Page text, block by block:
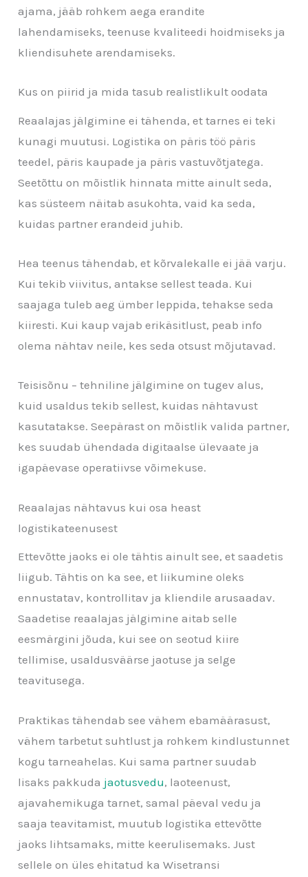
ajama, jääb rohkem aega erandite
lahendamiseks, teenuse kvaliteedi hoidmiseks ja
kliendisuhete arendamiseks.
Kus on piirid ja mida tasub realistlikult oodata
Reaalajas jälgimine ei tähenda, et tarnes ei teki
kunagi muutusi. Logistika on päris töö päris
teedel, päris kaupade ja päris vastuvõtjatega.
Seetõttu on mõistlik hinnata mitte ainult seda,
kas süsteem näitab asukohta, vaid ka seda,
kuidas partner erandeid juhib.
Hea teenus tähendab, et kõrvalekalle ei jää varju.
Kui tekib viivitus, antakse sellest teada. Kui
saajaga tuleb aeg ümber leppida, tehakse seda
kiiresti. Kui kaup vajab erikäsitlust, peab info
olema nähtav neile, kes seda otsust mõjutavad.
Teisisõnu – tehniline jälgimine on tugev alus,
kuid usaldus tekib sellest, kuidas nähtavust
kasutatakse. Seepärast on mõistlik valida partner,
kes suudab ühendada digitaalse ülevaate ja
igapäevase operatiivse võimekuse.
Reaalajas nähtavus kui osa heast
logistikateenusest
Ettevõtte jaoks ei ole tähtis ainult see, et saadetis
liigub. Tähtis on ka see, et liikumine oleks
ennustatav, kontrollitav ja kliendile arusaadav.
Saadetise reaalajas jälgimine aitab selle
eesmärgini jõuda, kui see on seotud kiire
tellimise, usaldusväärse jaotuse ja selge
teavitusega.
Praktikas tähendab see vähem ebamäärasust,
vähem tarbetut suhtlust ja rohkem kindlustunnet
kogu tarneahelas. Kui sama partner suudab
lisaks pakkuda jaotusvedu, laoteenust,
ajavahemikuga tarnet, samal päeval vedu ja
saaja teavitamist, muutub logistika ettevõtte
jaoks lihtsamaks, mitte keerulisemaks. Just
sellele on üles ehitatud ka Wisetransi